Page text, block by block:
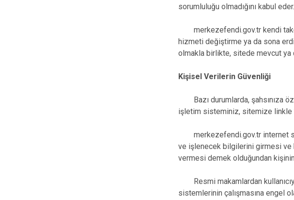
sorumluluğu olmadığını kabul eder.
merkezefendi.gov.tr kendi
hizmeti değiştirme ya da sona
olmakla birlikte, sitede mevcut
Kişisel Verilerin Güvenliği
Bazı durumlarda, şahsınıza
işletim sisteminiz, sitemize linkle
merkezefendi.gov.tr internet
ve işlenecek bilgilerini girmesi ve
vermesi demek olduğundan
Resmi makamlardan
sistemlerinin çalışmasına engel